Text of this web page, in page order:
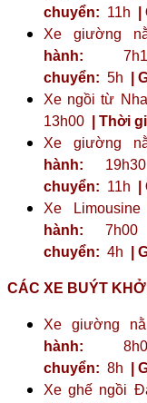
chuyển: 11h
Xe giường
hành:
chuyển: 5h |
Xe ngồi từ
13h00
| Thời
Xe giường
hành:
chuyển: 11h
Xe
hành: 7h00
chuyển: 4h |
CÁC XE BUÝT
Xe giường
hành:
chuyển: 8h |
Xe ghế ngồi